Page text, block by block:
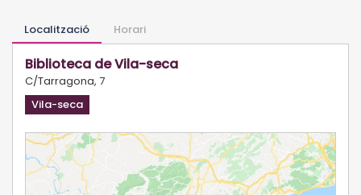
Localització Horari
Biblioteca de Vila-seca
C/Tarragona, 7
Vila-seca